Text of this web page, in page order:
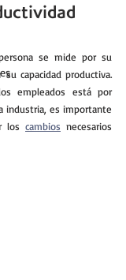
se mide por su
capacidad productiva.
empleados está por
los cambios necesarios